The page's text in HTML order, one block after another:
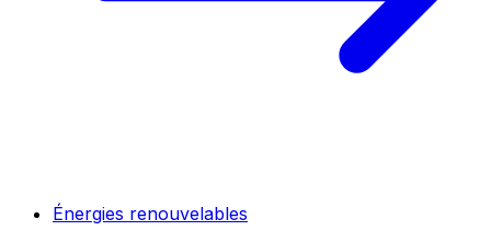
Énergies renouvelables